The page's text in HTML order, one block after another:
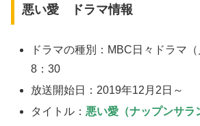
悪い愛 ドラマ情報
ドラマの種別：MBC日々ドラマ
8：30
放送開始日：2019年12月2日～
タイトル： 悪い愛（ナップンサラ